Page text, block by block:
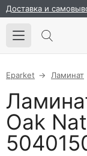
Доставка и
Eparket Ламинат
Oak